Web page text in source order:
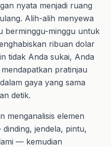
nyata menjadi ruang
Alih-alih menyewa
berminggu-minggu untuk
ribuan dolar
tidak Anda sukai, Anda
pratinjau
gaya yang sama
detik.
menganalisis elemen
jendela, pintu,
— kemudian